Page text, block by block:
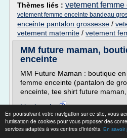
En poursuivant votre navigation sur ce site, vous
l'utilisation de cookies pour vous proposer des
services adaptés à vos centres d'intérêts. En savoir
Thèmes liés : vetement
vetement femme enceinte bandeau
enceinte pantalon grossesse /
vetement maternite / vetement
MM future maman,
enceinte
MM Future Maman : boutique
femme enceinte (pantalon de
enceinte, tee shirt future
Lire la suite
Site :http://www.tout-acheter-en-